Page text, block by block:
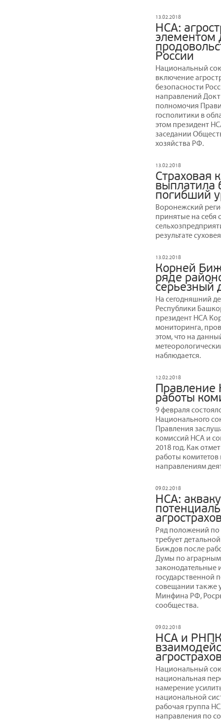
13.02.2018
НСА:
элементом
России
Национальный
включение
безопасности
направлений
полномочия
госполитики в
этом президент
заседании
хозяйства РФ.
13.02.2018
Страховая
выплатила
погибший
Воронежский
принятые на себя
результате
13.02.2018
Корней
ряде
серьезный
На сегодняшний
Республики
президент НСА
мониторинга,
этом, что на
наблюдается.
12.02.2018
Правление
работы
9 февраля
Национального
Правления
комиссий НСА и
2018 год. Как
работы
направлениям
09.02.2018
НСА:
Ряд положений по
требует
Биждов после
Думы по
законодательные
государственной
совещании также
Минфина РФ,
сообщества.
09.02.2018
НСА и
Национальный
национальная
намерение
национальной
рабочая группа
направления по